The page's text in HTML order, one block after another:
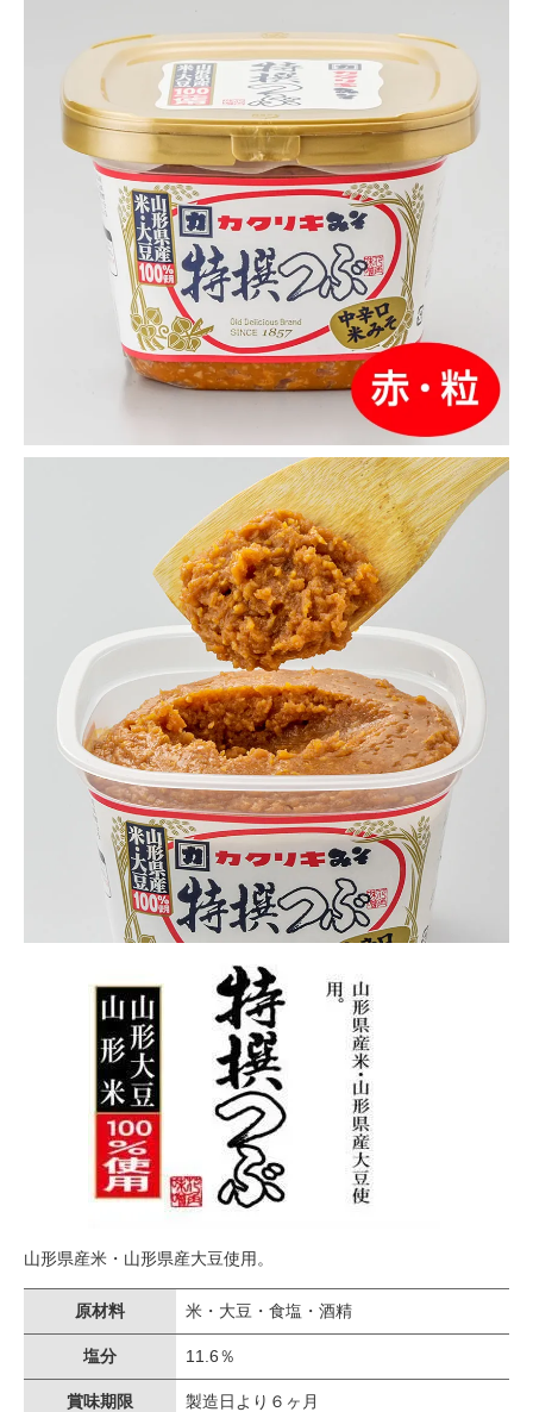
山形県産米・山形県産大豆使用。
原材料 米・大豆・食塩・酒精
塩分 11.6％
賞味期限 製造日より６ヶ月